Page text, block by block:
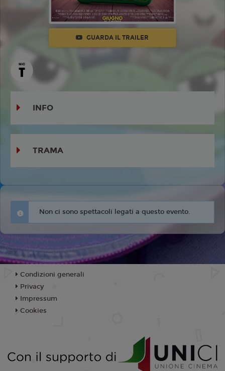
GUARDA IL TRAILER
INFO
TRAMA
Non ci sono spettacoli legati a questo evento.
Condizioni generali
Privacy
Impressum
Cookies